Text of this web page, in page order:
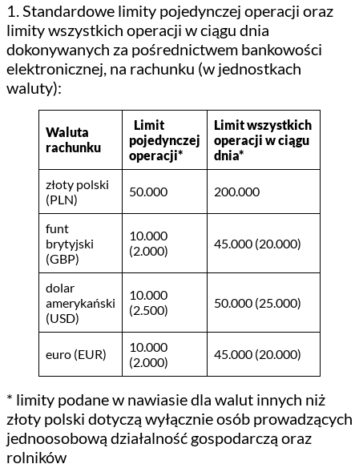
1. Standardowe limity pojedynczej operacji oraz
limity wszystkich operacji w ciągu dnia
dokonywanych za pośrednictwem bankowości
elektronicznej, na rachunku (w jednostkach
waluty):
Waluta
rachunku
Limit
pojedynczej
operacji*
Limit wszystkich
operacji w ciągu
dnia*
złoty polski
(PLN)
50.000 200.000
funt
brytyjski
(GBP)
10.000
(2.000)
45.000 (20.000)
dolar
amerykański
(USD)
10.000
(2.500)
50.000 (25.000)
euro (EUR)
10.000
(2.000)
45.000 (20.000)
* limity podane w nawiasie dla walut innych niż
złoty polski dotyczą wyłącznie osób prowadzących
jednoosobową działalność gospodarczą oraz
rolników